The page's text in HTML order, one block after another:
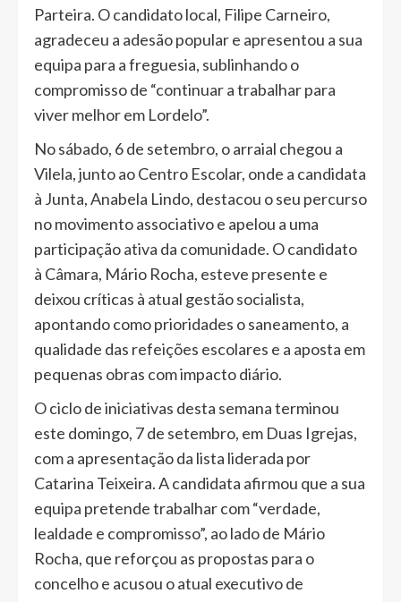
Parteira. O candidato local, Filipe Carneiro,
agradeceu a adesão popular e apresentou a sua
equipa para a freguesia, sublinhando o
compromisso de “continuar a trabalhar para
viver melhor em Lordelo”.
No sábado, 6 de setembro, o arraial chegou a
Vilela, junto ao Centro Escolar, onde a candidata
à Junta, Anabela Lindo, destacou o seu percurso
no movimento associativo e apelou a uma
participação ativa da comunidade. O candidato
à Câmara, Mário Rocha, esteve presente e
deixou críticas à atual gestão socialista,
apontando como prioridades o saneamento, a
qualidade das refeições escolares e a aposta em
pequenas obras com impacto diário.
O ciclo de iniciativas desta semana terminou
este domingo, 7 de setembro, em Duas Igrejas,
com a apresentação da lista liderada por
Catarina Teixeira. A candidata afirmou que a sua
equipa pretende trabalhar com “verdade,
lealdade e compromisso”, ao lado de Mário
Rocha, que reforçou as propostas para o
concelho e acusou o atual executivo de